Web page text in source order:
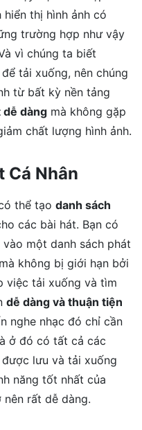
hiển thị hình ảnh có
trường hợp như vậy
vì chúng ta biết
tải xuống, nên chúng
từ bất kỳ nền tảng
dễ dàng mà không gặp
chất lượng hình ảnh.
Cá Nhân
thể tạo danh sách
các bài hát. Bạn có
một danh sách phát
không bị giới hạn bởi
việc tải xuống và tìm
dễ dàng và thuận tiện
nghe nhạc đó chỉ cần
ở đó có tất cả các
lưu và tải xuống
năng tốt nhất của
rất dễ dàng.